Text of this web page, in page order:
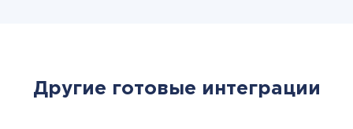
Другие готовые интеграции